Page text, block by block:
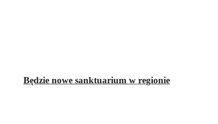
Będzie nowe sanktuarium w regionie